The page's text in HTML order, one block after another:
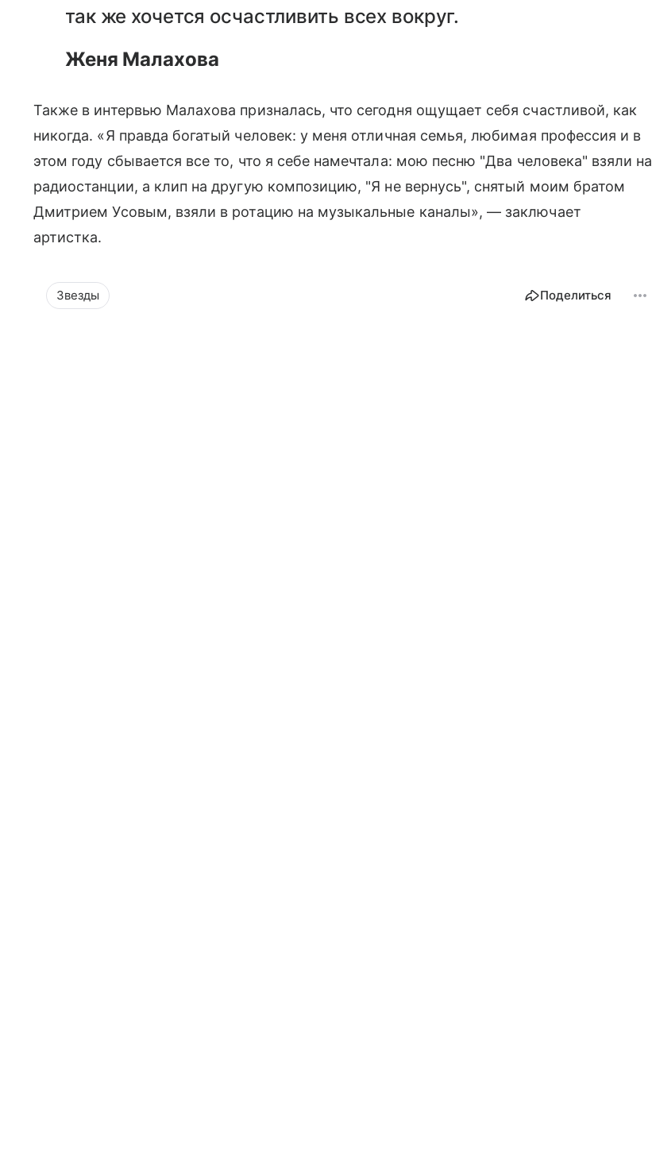
так же хочется осчастливить всех вокруг.
Женя Малахова
Также в интервью Малахова призналась, что сегодня ощущает себя счастливой, как
никогда. «Я правда богатый человек: у меня отличная семья, любимая профессия и в
этом году сбывается все то, что я себе намечтала: мою песню "Два человека" взяли на
радиостанции, а клип на другую композицию, "Я не вернусь", снятый моим братом
Дмитрием Усовым, взяли в ротацию на музыкальные каналы», — заключает
артистка.
Звезды Поделиться